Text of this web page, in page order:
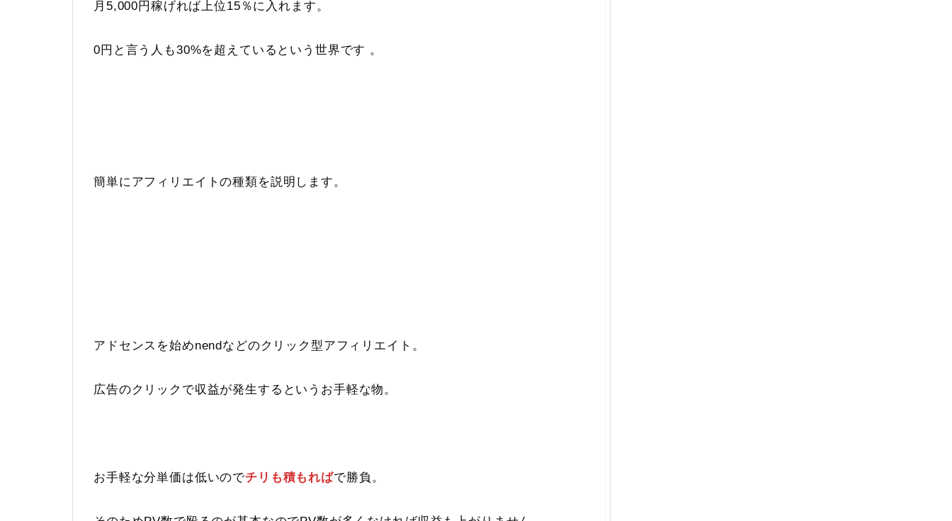
月5,000円稼げれば上位15％に入れます。
0円と言う人も30%を超えているという世界です 。
簡単にアフィリエイトの種類を説明します。
アドセンスを始めnendなどのクリック型アフィリエイト。
広告のクリックで収益が発生するというお手軽な物。
お手軽な分単価は低いのでチリも積もればで勝負。